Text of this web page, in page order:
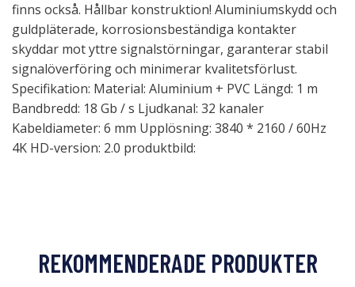
finns också. Hållbar konstruktion! Aluminiumskydd och
guldpläterade, korrosionsbeständiga kontakter
skyddar mot yttre signalstörningar, garanterar stabil
signalöverföring och minimerar kvalitetsförlust.
Specifikation: Material: Aluminium + PVC Längd: 1 m
Bandbredd: 18 Gb / s Ljudkanal: 32 kanaler
Kabeldiameter: 6 mm Upplösning: 3840 * 2160 / 60Hz
4K HD-version: 2.0 produktbild:
REKOMMENDERADE PRODUKTER